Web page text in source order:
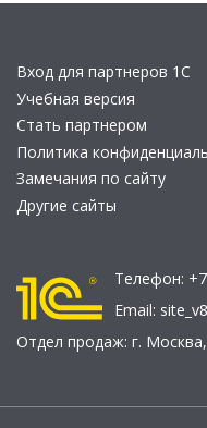
Вход для партнеров 1С
Учебная версия
Стать партнером
Политика
Замечания по сайту
Другие сайты
Телефон:
Email:
Отдел продаж: г. Москва,